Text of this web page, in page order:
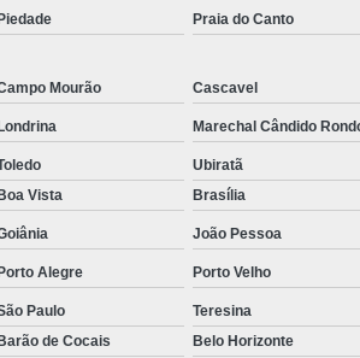
e Rastreamento de Frotas
de Frotas Belo Horizonte
Rastreamento de Frotas Minas
Rastreamento e Monitoramento
Rastreamento Veicular Frotas
Empresa de
Empresa de
Praia do Canto
Mourão Cascavel
Marechal Cândido
Ubiratã
Vista Brasília
João Pessoa
Alegre Porto Velho
Paulo Teresina
de Cocais Belo Horizonte